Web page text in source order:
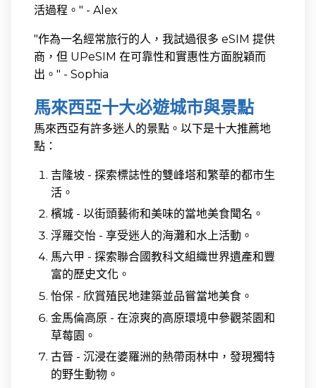
活過程。" - Alex
"作為一名經常旅行的人，我試過很多 eSIM 提供
商，但 UPeSIM 在可靠性和實惠性方面脫穎而
出。" - Sophia
馬來西亞十大必遊城市與景點
馬來西亞有許多迷人的景點。以下是十大推薦地
點：
吉隆坡 - 探索標誌性的雙峰塔和繁華的都市生
活。
檳城 - 以街頭藝術和美味的當地美食聞名。
浮羅交怡 - 享受迷人的海灘和水上活動。
馬六甲 - 探索聯合國教科文組織世界遺產和豐
富的歷史文化。
怡保 - 欣賞殖民地建築並品嘗當地美食。
金馬倫高原 - 在涼爽的高原環境中參觀茶園和
草莓園。
古晉 - 沉浸在婆羅洲的熱帶雨林中，發現獨特
的野生動物。